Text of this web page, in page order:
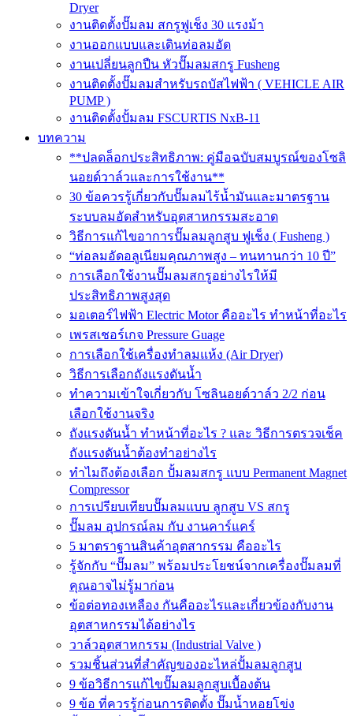
Dryer
งานติดตั้งปั๊มลม สกรูฟูเช็ง 30 แรงม้า
งานออกแบบและเดินท่อลมอัด
งานเปลี่ยนลูกปืน หัวปั๊มลมสกรู Fusheng
งานติดตั้งปั๊มลมสำหรับรถบัสไฟฟ้า ( VEHICLE AIR
PUMP )
งานติดตั้งปั้มลม FSCURTIS NxB-11
บทความ
**ปลดล็อกประสิทธิภาพ: คู่มือฉบับสมบูรณ์ของโซลิ
นอยด์วาล์วและการใช้งาน**
30 ข้อควรรู้เกี่ยวกับปั๊มลมไร้น้ำมันและมาตรฐาน
ระบบลมอัดสำหรับอุตสาหกรรมสะอาด
วิธีการแก้ไขอาการปั๊มลมลูกสูบ ฟูเช็ง ( Fusheng )
“ท่อลมอัดอลูเนียมคุณภาพสูง – ทนทานกว่า 10 ปี”
การเลือกใช้งานปั๊มลมสกรูอย่างไรให้มี
ประสิทธิภาพสูงสุด
มอเตอร์ไฟฟ้า Electric Motor คืออะไร ทำหน้าที่อะไร
เพรสเชอร์เกจ Pressure Guage
การเลือกใช้เครื่องทำลมแห้ง (Air Dryer)
วิธีการเลือกถังแรงดันน้ำ
ทำความเข้าใจเกี่ยวกับ โซลินอยด์วาล์ว 2/2 ก่อน
เลือกใช้งานจริง
ถังแรงดันน้ำ ทำหน้าที่อะไร ? และ วิธีการตรวจเช็ค
ถังแรงดันน้ำต้องทำอย่างไร
ทำไมถึงต้องเลือก ปั้มลมสกรู แบบ Permanent Magnet
Compressor
การเปรียบเทียบปั๊มลมแบบ ลูกสูบ VS สกรู
ปั๊มลม อุปกรณ์ลม กับ งานคาร์แคร์
5 มาตราฐานสินค้าอุตสากรรม คืออะไร
รู้จักกับ “ปั๊มลม” พร้อมประโยชน์จากเครื่องปั๊มลมที่
คุณอาจไม่รู้มาก่อน
ข้อต่อทองเหลือง กันคืออะไรและเกี่ยวข้องกับงาน
อุตสาหกรรมได้อย่างไร
วาล์วอุตสาหกรรม (Industrial Valve )
รวมชิ้นส่วนที่สำคัญของอะไหล่ปั้มลมลูกสูบ
9 ข้อวิธีการแก้ไขปั๊มลมลูกสูบเบื้องต้น
9 ข้อ ที่ควรรู้ก่อนการติดตั้ง ปั๊มน้ำหอยโข่ง